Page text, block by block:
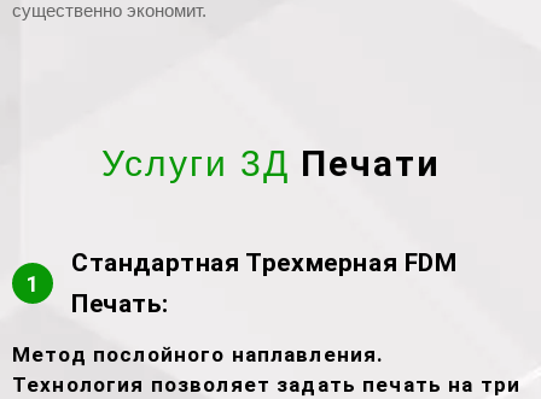
существенно экономит.
Услуги 3Д Печати
1
Стандартная Трехмерная FDM
Печать:
Метод послойного наплавления.
Технология позволяет задать печать на три